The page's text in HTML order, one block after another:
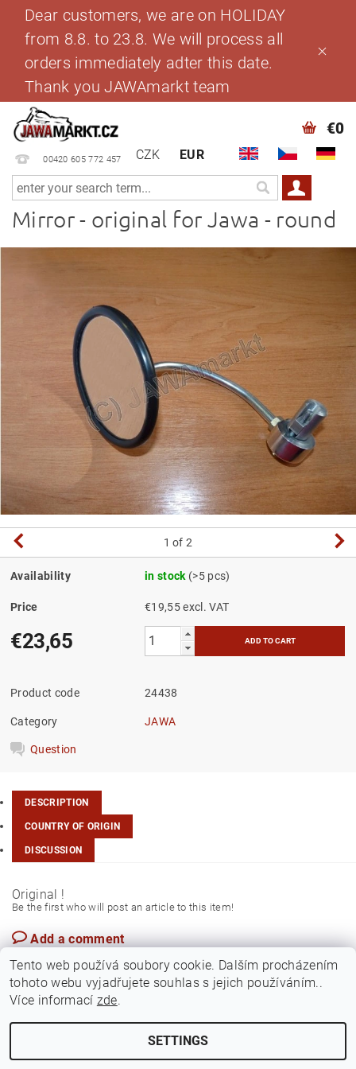
Dear customers, we are on HOLIDAY
from 8.8. to 23.8. We will process all
orders immediately adter this date.
Thank you JAWAmarkt team
00420 605 772 457 CZK EUR
€0
Mirror - original for Jawa - round
1 of 2
Availability in stock (>5 pcs)
Price €19,55 excl. VAT
€23,65
Product code 24438
Category JAWA
Question
DESCRIPTION
COUNTRY OF ORIGIN
DISCUSSION
Original !
Be the first who will post an article to this item!
Add a comment
2026 ©Jawamarkt, all rights reserved.Edit cookie settings
Tento web používá soubory cookie. Dalším procházením
tohoto webu vyjadřujete souhlas s jejich používáním..
Více informací zde.
SETTINGS